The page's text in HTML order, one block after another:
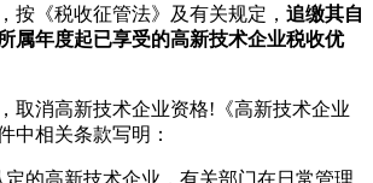
按《税收征管法》及有关规定， 追缴其自
属年度起已享受的高新技术企业税收优
消高新技术企业资格!《高新技术企业
中相关条款写明：
高新技术企业，有关部门在日常管理